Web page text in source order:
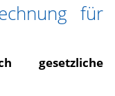
für
gesetzliche